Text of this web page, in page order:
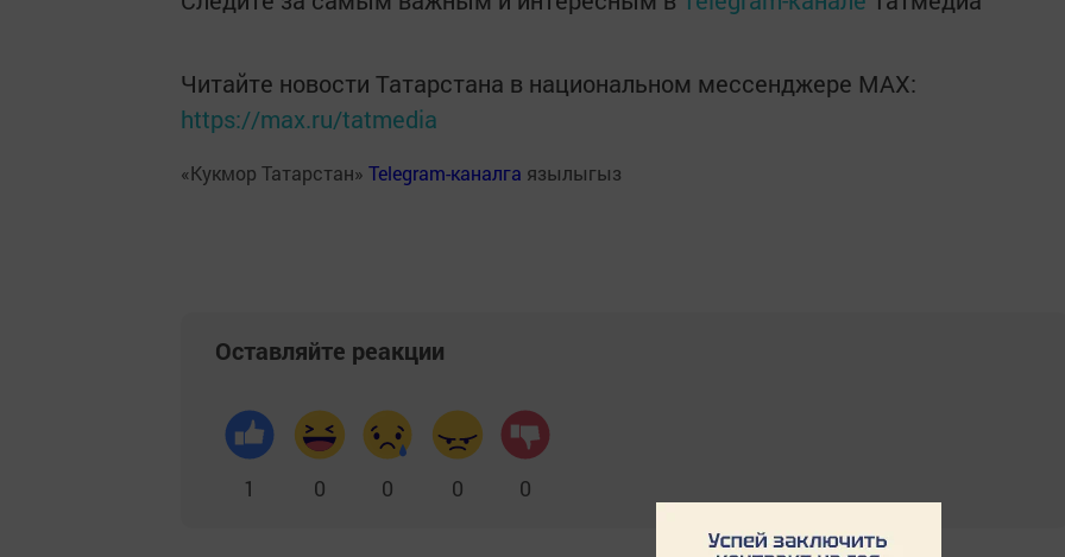
Читайте новости Татарстана в национальном мессенджере MАХ:
https://max.ru/tatmedia
«Кукмор Татарстан» Telegram-каналга язылыгыз
Оставляйте реакции
1 0 0 0 0